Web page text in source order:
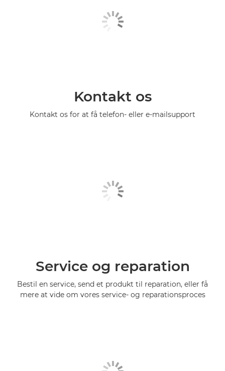
Kontakt os
Kontakt os for at få telefon- eller e-mailsupport
Service og reparation
Bestil en service, send et produkt til reparation, eller få
mere at vide om vores service- og reparationsproces